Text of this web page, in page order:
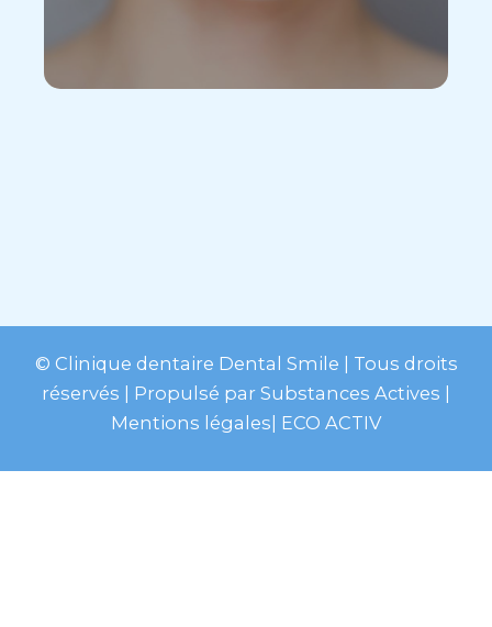
© Clinique dentaire Dental Smile | Tous droits
réservés | Propulsé par Substances Actives |
Mentions légales| ECO ACTIV